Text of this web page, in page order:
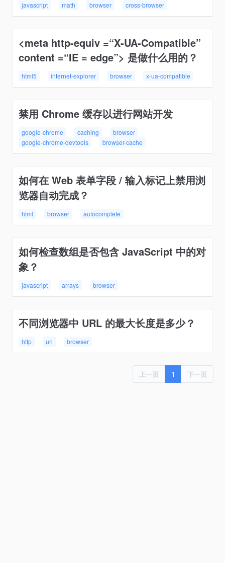
javascript math browser cross-browser
<meta http-equiv =“X-UA-Compatible”
content =“IE = edge”> 是做什么用的？
html5 internet-explorer browser x-ua-compatible
禁用 Chrome 缓存以进行网站开发
google-chrome caching
browser
google-chrome-devtools
browser-cache
如何在 Web 表单字段 / 输入标记上禁用浏
览器自动完成？
html browser autocomplete
如何检查数组是否包含 JavaScript 中的对
象？
javascript arrays browser
不同浏览器中 URL 的最大长度是多少？
http url browser
上一页 1 下一页